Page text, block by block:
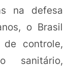
na defesa
o Brasil
de controle,
sanitário,